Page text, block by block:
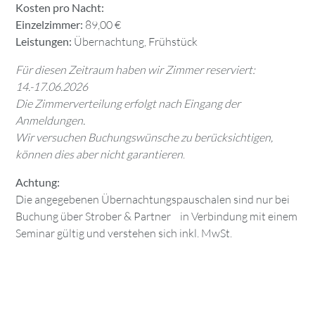
Kosten pro Nacht:
Einzelzimmer: 89,00 €
Leistungen: Übernachtung, Frühstück
Für diesen Zeitraum haben wir Zimmer reserviert:
14.-17.06.2026
Die Zimmerverteilung erfolgt nach Eingang der
Anmeldungen.
Wir versuchen Buchungswünsche zu berücksichtigen,
können dies aber nicht garantieren.
Achtung:
Die angegebenen Übernachtungspauschalen sind nur bei
Buchung über Strober & Partner in Verbindung mit einem
Seminar gültig und verstehen sich inkl. MwSt.